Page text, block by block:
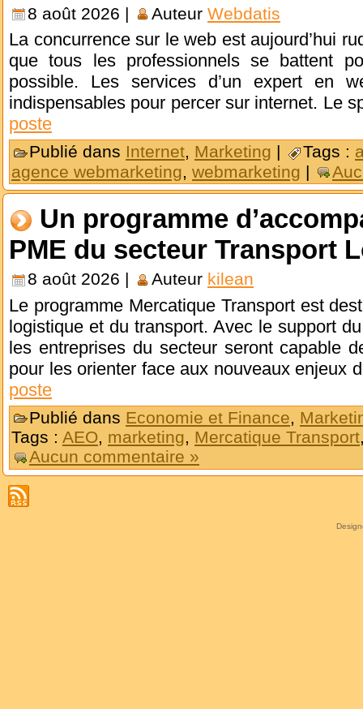
8 août 2026 | Auteur Webdatis
La concurrence sur le web est aujourd’hui
que tous les professionnels se battent
possible. Les services d’un expert en
indispensables pour percer sur internet. Le
poste
Publié dans Internet, Marketing | Tags :
agence webmarketing, webmarketing |
Un programme
PME du secteur Transport
8 août 2026 | Auteur kilean
Le programme Mercatique Transport est
logistique et du transport. Avec le support
les entreprises du secteur seront capable
pour les orienter face aux nouveaux enjeux
poste
Publié dans Economie et Finance
Tags : AEO, marketing, Mercatique Transport
Aucun commentaire »